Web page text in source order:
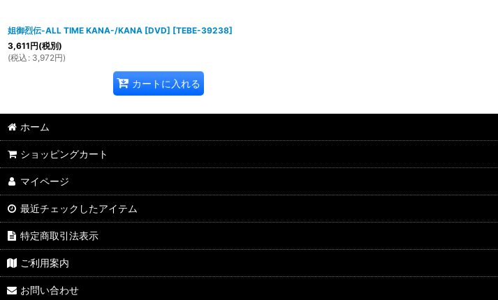
姐御烈伝-ALL TIME KANA-/KANA [DVD] [TEBE-39238]
3,611円(税別)
(税込 : 3,972円)
カートに入れる
ホーム
ショッピングカート
マイページ
最近チェックしたアイテム
特定商取引法表示
ご利用案内
お問い合わせ